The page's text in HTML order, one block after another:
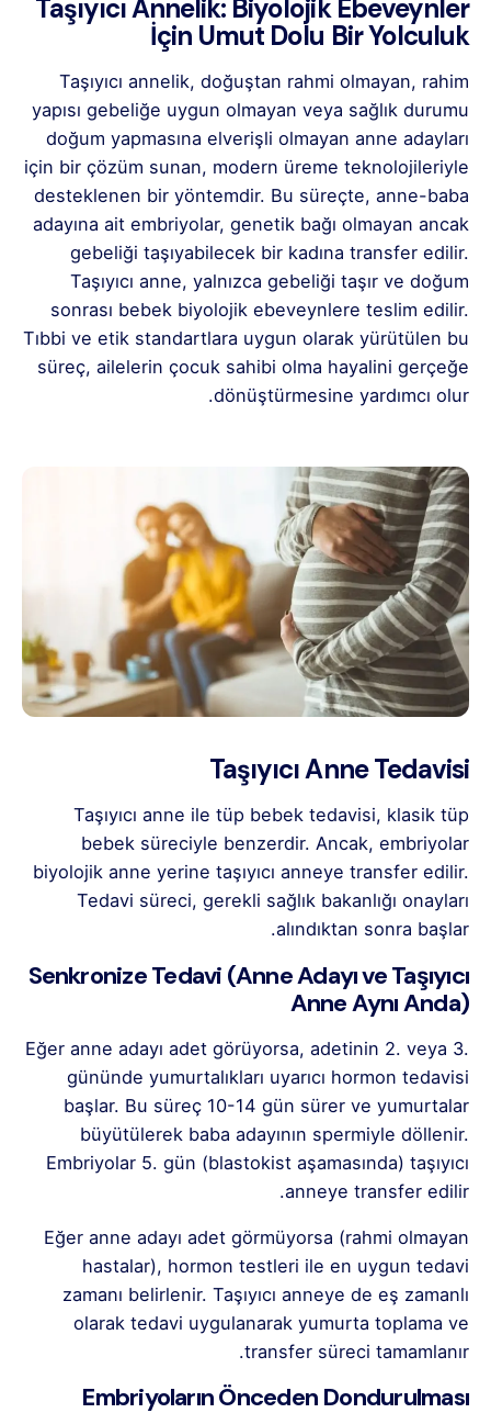
Taşıyıcı Annelik: Biyolojik Ebeveynler
İçin Umut Dolu Bir Yolculuk
Taşıyıcı annelik, doğuştan rahmi olmayan, rahim
yapısı gebeliğe uygun olmayan veya sağlık durumu
doğum yapmasına elverişli olmayan anne adayları
için bir çözüm sunan, modern üreme teknolojileriyle
desteklenen bir yöntemdir. Bu süreçte, anne-baba
adayına ait embriyolar, genetik bağı olmayan ancak
gebeliği taşıyabilecek bir kadına transfer edilir.
Taşıyıcı anne, yalnızca gebeliği taşır ve doğum
sonrası bebek biyolojik ebeveynlere teslim edilir.
Tıbbi ve etik standartlara uygun olarak yürütülen bu
süreç, ailelerin çocuk sahibi olma hayalini gerçeğe
dönüştürmesine yardımcı olur.
Taşıyıcı Anne Tedavisi
Taşıyıcı anne ile tüp bebek tedavisi, klasik tüp
bebek süreciyle benzerdir. Ancak, embriyolar
biyolojik anne yerine taşıyıcı anneye transfer edilir.
Tedavi süreci, gerekli sağlık bakanlığı onayları
alındıktan sonra başlar.
Senkronize Tedavi (Anne Adayı ve Taşıyıcı
Anne Aynı Anda)
Eğer anne adayı adet görüyorsa, adetinin 2. veya 3.
gününde yumurtalıkları uyarıcı hormon tedavisi
başlar. Bu süreç 10-14 gün sürer ve yumurtalar
büyütülerek baba adayının spermiyle döllenir.
Embriyolar 5. gün (blastokist aşamasında) taşıyıcı
anneye transfer edilir.
Eğer anne adayı adet görmüyorsa (rahmi olmayan
hastalar), hormon testleri ile en uygun tedavi
zamanı belirlenir. Taşıyıcı anneye de eş zamanlı
olarak tedavi uygulanarak yumurta toplama ve
transfer süreci tamamlanır.
Embriyoların Önceden Dondurulması